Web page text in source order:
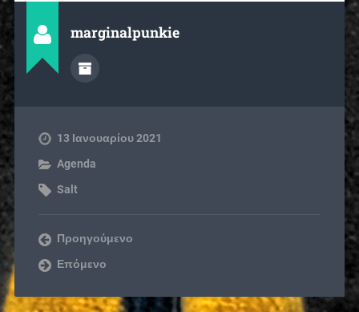
marginalpunkie
13 Ιανουαρίου 2021
Agenda
Salt
Προηγούμενο
Επόμενο